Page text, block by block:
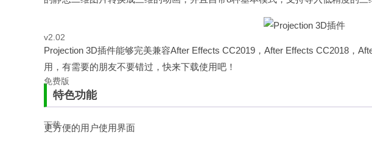
Projection 3D插件能够完美兼容After Effects CC2019，After Effects CC2018，
用，有需要的朋友不要错过，快来下载使用吧！
特色功能
更方便的用户使用界面